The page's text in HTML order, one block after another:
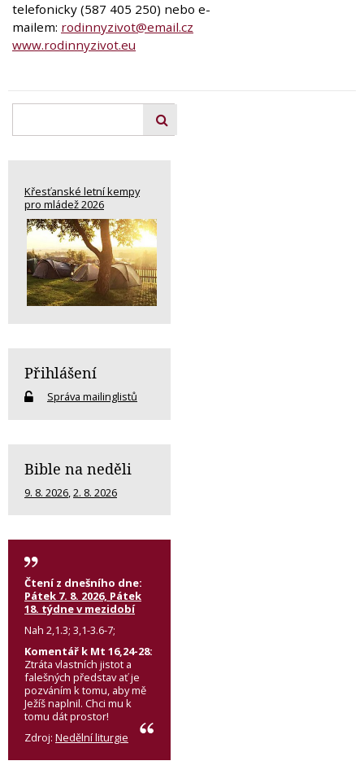
telefonicky (587 405 250) nebo e-
mailem: rodinnyzivot@email.cz
www.rodinnyzivot.eu
Křesťanské letní kempy
pro mládež 2026
Přihlášení
Správa mailinglistů
Bible na neděli
9. 8. 2026,2. 8. 2026
Čtení z dnešního dne:
Pátek 7. 8. 2026, Pátek
18. týdne v mezidobí
Nah 2,1.3; 3,1-3.6-7;
Komentář k Mt 16,24-28:
Ztráta vlastních jistot a
falešných představ ať je
pozváním k tomu, aby mě
Ježíš naplnil. Chci mu k
tomu dát prostor!
Zdroj: Nedělní liturgie